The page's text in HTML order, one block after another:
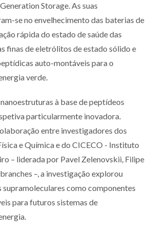
Storage. As suas
se no envelhecimento das baterias de
rápida do estado de saúde das
finas de eletrólitos de estado sólido e
auto-montáveis para o
verde.
à base de peptídeos
particularmente inovadora.
entre investigadores dos
e Química e do CICECO - Instituto
– liderada por Pavel Zelenovskii, Filipe
–, a investigação explorou
como componentes
para futuros sistemas de